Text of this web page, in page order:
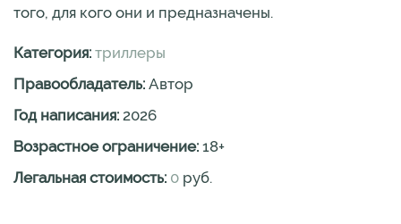
того, для кого они и предназначены.
Категория: триллеры
Правообладатель: Автор
Год написания: 2026
Возрастное ограничение: 18+
Легальная стоимость: 0 руб.